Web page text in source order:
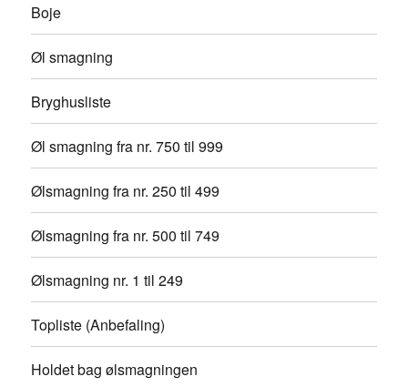
Boje
Øl smagning
Bryghusliste
Øl smagning fra nr. 750 til 999
Ølsmagning fra nr. 250 til 499
Ølsmagning fra nr. 500 til 749
Ølsmagning nr. 1 til 249
Topliste (Anbefaling)
Holdet bag ølsmagningen